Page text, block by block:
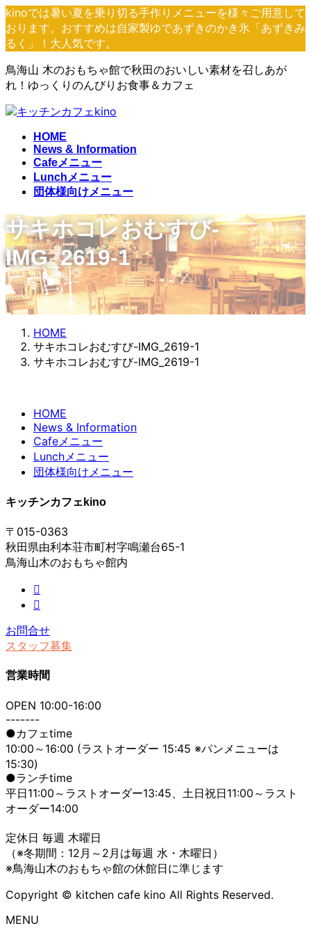
コ
ン
テ
ツ
へ
ス
キ
ナ
ビ
ゲ
シ
ョ
ン
に
kinoでは暑い夏を乗り切る手作りメニューを様々ご用意して
おります。おすすめは自家製ゆであずきのかき氷「あずきみ
るく」！大人気です。
鳥海山 木のおもちゃ館で秋田のおいしい素材を召しあが
れ！ゆっくりのんびりお食事＆カフェ
HOME
News & Information
Cafeメニュー
Lunchメニュー
団体様向けメニュー
サキホコレおむすび-
IMG_2619-1
HOME
サキホコレおむすび-IMG_2619-1
サキホコレおむすび-IMG_2619-1
HOME
News & Information
Cafeメニュー
Lunchメニュー
団体様向けメニュー
キッチンカフェkino
〒015-0363
秋田県由利本荘市町村字鳴瀬台65-1
鳥海山木のおもちゃ館内
お問合せ
スタッフ募集
営業時間
OPEN 10:00-16:00
-------
●カフェtime
10:00～16:00 (ラストオーダー 15:45 ※パンメニューは
15:30)
●ランチtime
平日11:00～ラストオーダー13:45、土日祝日11:00～ラスト
オーダー14:00
定休日 毎週 木曜日
（※冬期間：12月～2月は毎週 水・木曜日）
※鳥海山木のおもちゃ館の休館日に準じます
Copyright © kitchen cafe kino All Rights Reserved.
MENU